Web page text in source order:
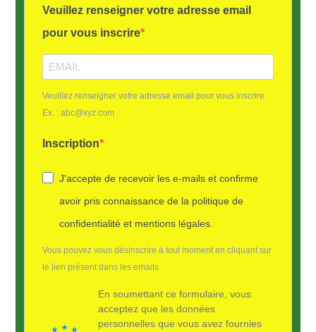
Veuillez renseigner votre adresse email
pour vous inscrire
Veuillez renseigner votre adresse email pour vous inscrire.
Ex. : abc@xyz.com
Inscription
J'accepte de recevoir les e-mails et confirme
avoir pris connaissance de la politique de
confidentialité et mentions légales.
Vous pouvez vous désinscrire à tout moment en cliquant sur
le lien présent dans les emails.
En soumettant ce formulaire, vous
acceptez que les données
personnelles que vous avez fournies